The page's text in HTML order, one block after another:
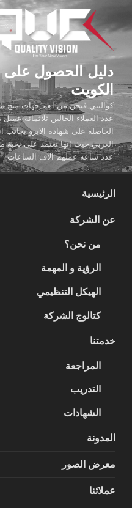
المحتوى
دليل الحصول على
الكويت
كواليتي فيجن من اهم جهات منح
عدد العملاء الحالين ثلاثمائة
الحاصله على شهادة الايزو بجانب
العربي حيث انها تعتمد على نخبة
عدد ساعه عملهم الاف الساعات
الرئيسية
عن الشركة
من نحن؟
الرؤية و المهمة
الهيكل التنظيمي
كتالوج الشركة
خدمتنا
المراجعة
التدريب
الشهادات
المدونة
معرض الصور
عملائنا